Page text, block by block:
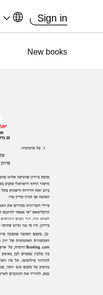
Sign in
New books